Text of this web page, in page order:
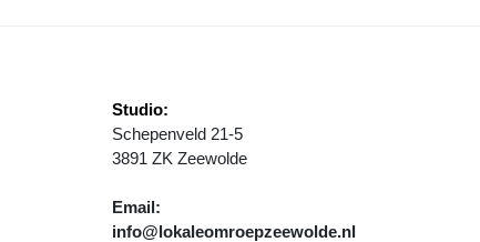
Studio:
Schepenveld 21-5
3891 ZK Zeewolde
Email:
info@lokaleomroepzeewolde.nl